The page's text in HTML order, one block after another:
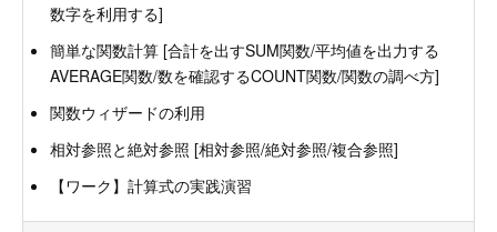
数字を利用する]
簡単な関数計算 [合計を出すSUM関数/平均値を出力する
AVERAGE関数/数を確認するCOUNT関数/関数の調べ方]
関数ウィザードの利用
相対参照と絶対参照 [相対参照/絶対参照/複合参照]
【ワーク】計算式の実践演習